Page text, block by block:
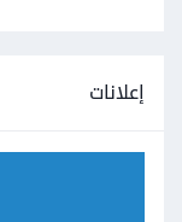
إعلانات